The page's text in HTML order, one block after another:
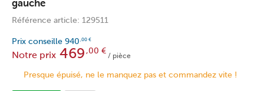
gauche
Référence article: 129511
Prix conseille 940 ,00 €
Notre prix 469 ,00 €
/ pièce
Presque épuisé, ne le manquez pas et commandez vite !